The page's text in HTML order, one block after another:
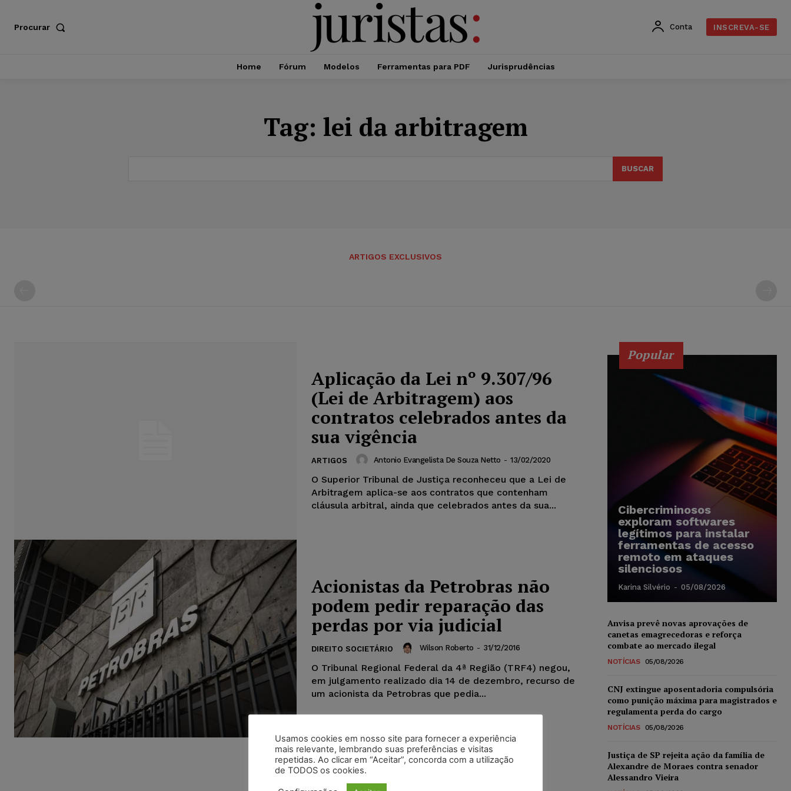
Procurar Conta INSCREVA-SE
Home Fórum Modelos Ferramentas para PDF Jurisprudências
Tag: lei da arbitragem
BUSCAR
ARTIGOS EXCLUSIVOS
Aplicação da Lei nº 9.307/96
(Lei de Arbitragem) aos
contratos celebrados antes da
sua vigência
ARTIGOS Antonio Evangelista De Souza Netto - 13/02/2020
O Superior Tribunal de Justiça reconheceu que a Lei de
Arbitragem aplica-se aos contratos que contenham
cláusula arbitral, ainda que celebrados antes da sua...
Acionistas da Petrobras não
podem pedir reparação das
perdas por via judicial
DIREITO SOCIETÁRIO Wilson Roberto - 31/12/2016
O Tribunal Regional Federal da 4ª Região (TRF4) negou,
em julgamento realizado dia 14 de dezembro, recurso de
um acionista da Petrobras que pedia...
Popular
Cibercriminosos
exploram softwares
legítimos para instalar
ferramentas de acesso
remoto em ataques
silenciosos
Karina Silvério - 05/08/2026
Anvisa prevê novas aprovações de
canetas emagrecedoras e reforça
combate ao mercado ilegal
NOTÍCIAS 05/08/2026
CNJ extingue aposentadoria compulsória
como punição máxima para magistrados e
regulamenta perda do cargo
NOTÍCIAS 05/08/2026
Justiça de SP rejeita ação da família de
Alexandre de Moraes contra senador
Alessandro Vieira
Usamos cookies em nosso site para fornecer a experiência
mais relevante, lembrando suas preferências e visitas
repetidas. Ao clicar em “Aceitar”, concorda com a utilização
de TODOS os cookies.